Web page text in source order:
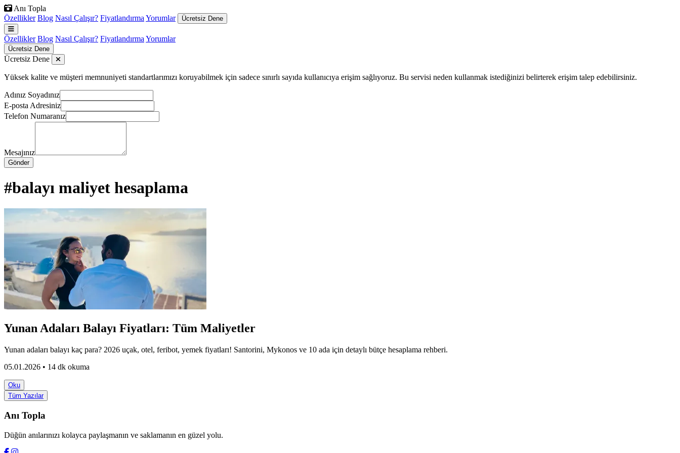
Anı Topla
Özellikler Blog Nasıl Çalışır? Fiyatlandırma Yorumlar Ücretsiz Dene
Özellikler Blog Nasıl Çalışır? Fiyatlandırma Yorumlar
Ücretsiz Dene
Ücretsiz Dene
Yüksek kalite ve müşteri memnuniyeti standartlarımızı koruyabilmek için sadece sınırlı sayıda kullanıcıya erişim sağlıyoruz. Bu servisi neden kullanmak istediğinizi belirterek erişim talep edebilirsiniz.
Adınız Soyadınız
E-posta Adresiniz
Telefon Numaranız
Mesajınız
Gönder
#balayı maliyet hesaplama
Yunan Adaları Balayı Fiyatları: Tüm Maliyetler
Yunan adaları balayı kaç para? 2026 uçak, otel, feribot, yemek fiyatları! Santorini, Mykonos ve 10 ada için detaylı bütçe hesaplama rehberi.
05.01.2026 • 14 dk okuma
Oku
Tüm Yazılar
Anı Topla
Düğün anılarınızı kolayca paylaşmanın ve saklamanın en güzel yolu.